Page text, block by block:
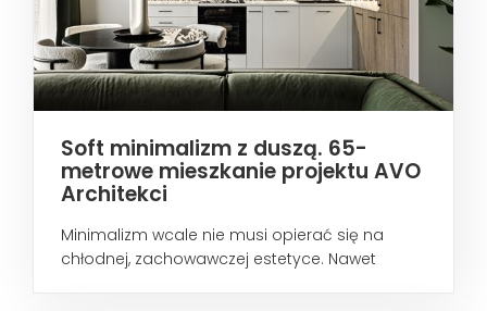
Soft minimalizm z duszą. 65-
metrowe mieszkanie projektu AVO
Architekci
Minimalizm wcale nie musi opierać się na
chłodnej, zachowawczej estetyce. Nawet